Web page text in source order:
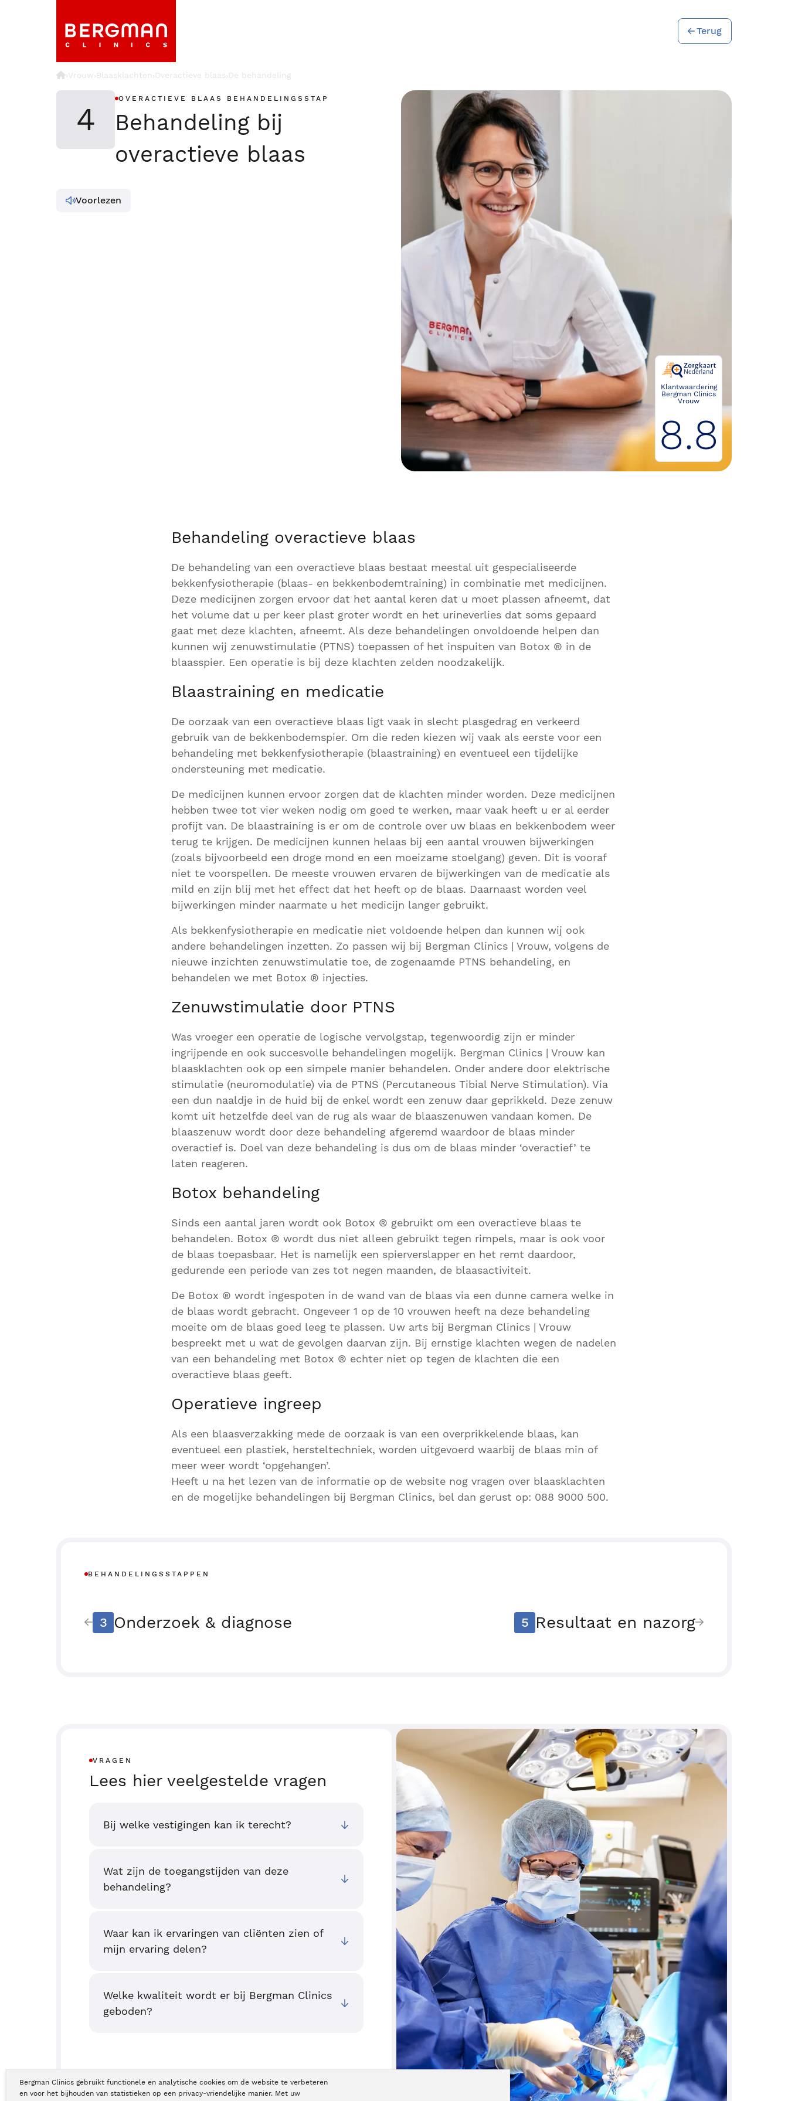
Bergman Clinics gebruikt functionele en analytische cookies om de website te verbeteren
en voor het bijhouden van statistieken op een privacy-vriendelijke manier. Met uw
Terug
›Vrouw›Blaasklachten›Overactieve blaas›De behandeling
4
OVERACTIEVE BLAAS BEHANDELINGSSTAP
Behandeling bij
overactieve blaas
Voorlezen
Klantwaardering
Bergman Clinics
Vrouw
8.8
Behandeling overactieve blaas
De behandeling van een overactieve blaas bestaat meestal uit gespecialiseerde
bekkenfysiotherapie (blaas- en bekkenbodemtraining) in combinatie met medicijnen.
Deze medicijnen zorgen ervoor dat het aantal keren dat u moet plassen afneemt, dat
het volume dat u per keer plast groter wordt en het urineverlies dat soms gepaard
gaat met deze klachten, afneemt. Als deze behandelingen onvoldoende helpen dan
kunnen wij zenuwstimulatie (PTNS) toepassen of het inspuiten van Botox ® in de
blaasspier. Een operatie is bij deze klachten zelden noodzakelijk.
Blaastraining en medicatie
De oorzaak van een overactieve blaas ligt vaak in slecht plasgedrag en verkeerd
gebruik van de bekkenbodemspier. Om die reden kiezen wij vaak als eerste voor een
behandeling met bekkenfysiotherapie (blaastraining) en eventueel een tijdelijke
ondersteuning met medicatie.
De medicijnen kunnen ervoor zorgen dat de klachten minder worden. Deze medicijnen
hebben twee tot vier weken nodig om goed te werken, maar vaak heeft u er al eerder
profijt van. De blaastraining is er om de controle over uw blaas en bekkenbodem weer
terug te krijgen. De medicijnen kunnen helaas bij een aantal vrouwen bijwerkingen
(zoals bijvoorbeeld een droge mond en een moeizame stoelgang) geven. Dit is vooraf
niet te voorspellen. De meeste vrouwen ervaren de bijwerkingen van de medicatie als
mild en zijn blij met het effect dat het heeft op de blaas. Daarnaast worden veel
bijwerkingen minder naarmate u het medicijn langer gebruikt.
Als bekkenfysiotherapie en medicatie niet voldoende helpen dan kunnen wij ook
andere behandelingen inzetten. Zo passen wij bij Bergman Clinics | Vrouw, volgens de
nieuwe inzichten zenuwstimulatie toe, de zogenaamde PTNS behandeling, en
behandelen we met Botox ® injecties.
Zenuwstimulatie door PTNS
Was vroeger een operatie de logische vervolgstap, tegenwoordig zijn er minder
ingrijpende en ook succesvolle behandelingen mogelijk. Bergman Clinics | Vrouw kan
blaasklachten ook op een simpele manier behandelen. Onder andere door elektrische
stimulatie (neuromodulatie) via de PTNS (Percutaneous Tibial Nerve Stimulation). Via
een dun naaldje in de huid bij de enkel wordt een zenuw daar geprikkeld. Deze zenuw
komt uit hetzelfde deel van de rug als waar de blaaszenuwen vandaan komen. De
blaaszenuw wordt door deze behandeling afgeremd waardoor de blaas minder
overactief is. Doel van deze behandeling is dus om de blaas minder ‘overactief’ te
laten reageren.
Botox behandeling
Sinds een aantal jaren wordt ook Botox ® gebruikt om een overactieve blaas te
behandelen. Botox ® wordt dus niet alleen gebruikt tegen rimpels, maar is ook voor
de blaas toepasbaar. Het is namelijk een spierverslapper en het remt daardoor,
gedurende een periode van zes tot negen maanden, de blaasactiviteit.
De Botox ® wordt ingespoten in de wand van de blaas via een dunne camera welke in
de blaas wordt gebracht. Ongeveer 1 op de 10 vrouwen heeft na deze behandeling
moeite om de blaas goed leeg te plassen. Uw arts bij Bergman Clinics | Vrouw
bespreekt met u wat de gevolgen daarvan zijn. Bij ernstige klachten wegen de nadelen
van een behandeling met Botox ® echter niet op tegen de klachten die een
overactieve blaas geeft.
Operatieve ingreep
Als een blaasverzakking mede de oorzaak is van een overprikkelende blaas, kan
eventueel een plastiek, hersteltechniek, worden uitgevoerd waarbij de blaas min of
meer weer wordt ‘opgehangen’.
Heeft u na het lezen van de informatie op de website nog vragen over blaasklachten
en de mogelijke behandelingen bij Bergman Clinics, bel dan gerust op: 088 9000 500.
BEHANDELINGSSTAPPEN
3 Onderzoek & diagnose 5 Resultaat en nazorg
VRAGEN
Lees hier veelgestelde vragen
Bij welke vestigingen kan ik terecht?
Wat zijn de toegangstijden van deze
behandeling?
Waar kan ik ervaringen van cliënten zien of
mijn ervaring delen?
Welke kwaliteit wordt er bij Bergman Clinics
geboden?